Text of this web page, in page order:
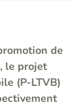
de
le projet
(P-LTVB)